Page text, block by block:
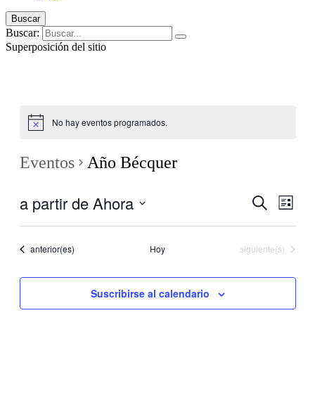
Buscar
Buscar:
Superposición del sitio
No hay eventos programados.
Eventos Año Bécquer
y
vistas
Eventos
Buscar
vistas
de
Lista
a partir de Ahora
Eventos
anterior(es) Hoy Eventos
siguiente(s)
Suscribirse al calendario